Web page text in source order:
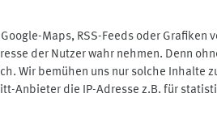
Maps, RSS-Feeds oder Grafiken
der Nutzer wahr nehmen. Denn
Wir bemühen uns nur solche Inhalte
Anbieter die IP-Adresse z.B. für